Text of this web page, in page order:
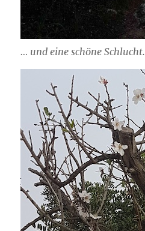
… und eine schöne Schlucht.